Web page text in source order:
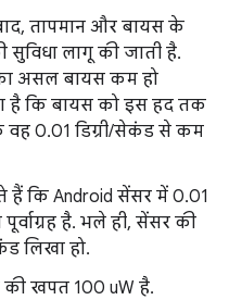
तापमान और बायस के
लागू की जाती है.
असल बायस कम हो
है कि बायस को इस हद तक
वह 0.01 डिग्री/सेकंड से कम
हैं कि Android सेंसर में 0.01
है. भले ही, सेंसर की
लिखा हो.
की खपत 100 uW है.